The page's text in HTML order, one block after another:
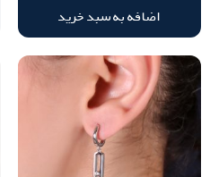
اضافه به سبد خرید